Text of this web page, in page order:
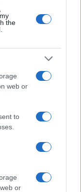
the
web or
to
or